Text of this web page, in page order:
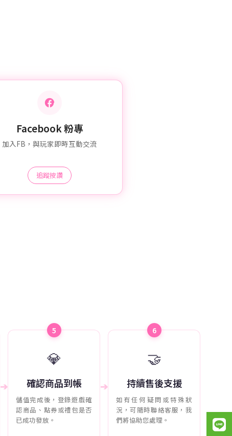
Facebook 粉專
加入FB，與玩家即時互動交流
追蹤按讚
➔
5
💎
確認商品到帳
儲值完成後，登錄遊戲確
認商品、點券或禮包是否
已成功發放。
➔
6
🤝
持續售後支援
如有任何疑問或特殊狀
況，可隨時聯絡客服，我
們將協助您處理。